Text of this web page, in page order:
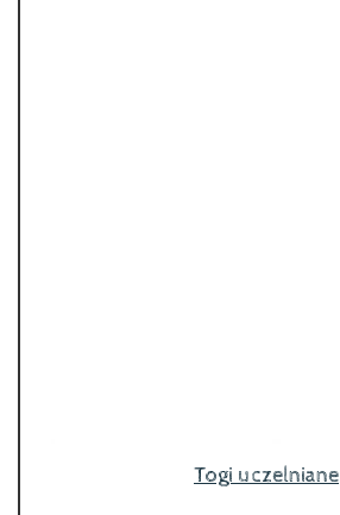
Togi uczelniane